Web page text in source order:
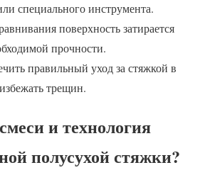
специального инструмента.
поверхность затирается
прочности.
правильный уход за стяжкой в
трещин.
и технология
полусухой стяжки?